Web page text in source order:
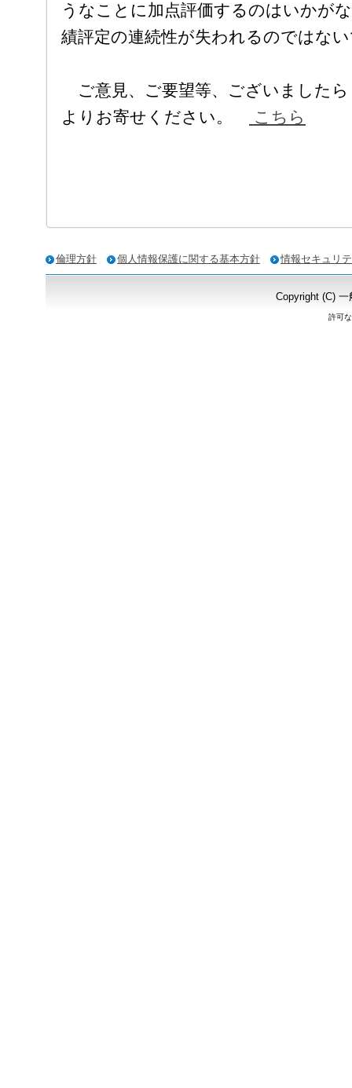
うなことに加点評価するのはいかが
績評定の連続性が失われるのではな
ご意見、ご要望等、ございました
よりお寄せください。
こちら
倫理方針 個人情報保護に関する基本方針 情報セキュリ
Copyright (C)
許可